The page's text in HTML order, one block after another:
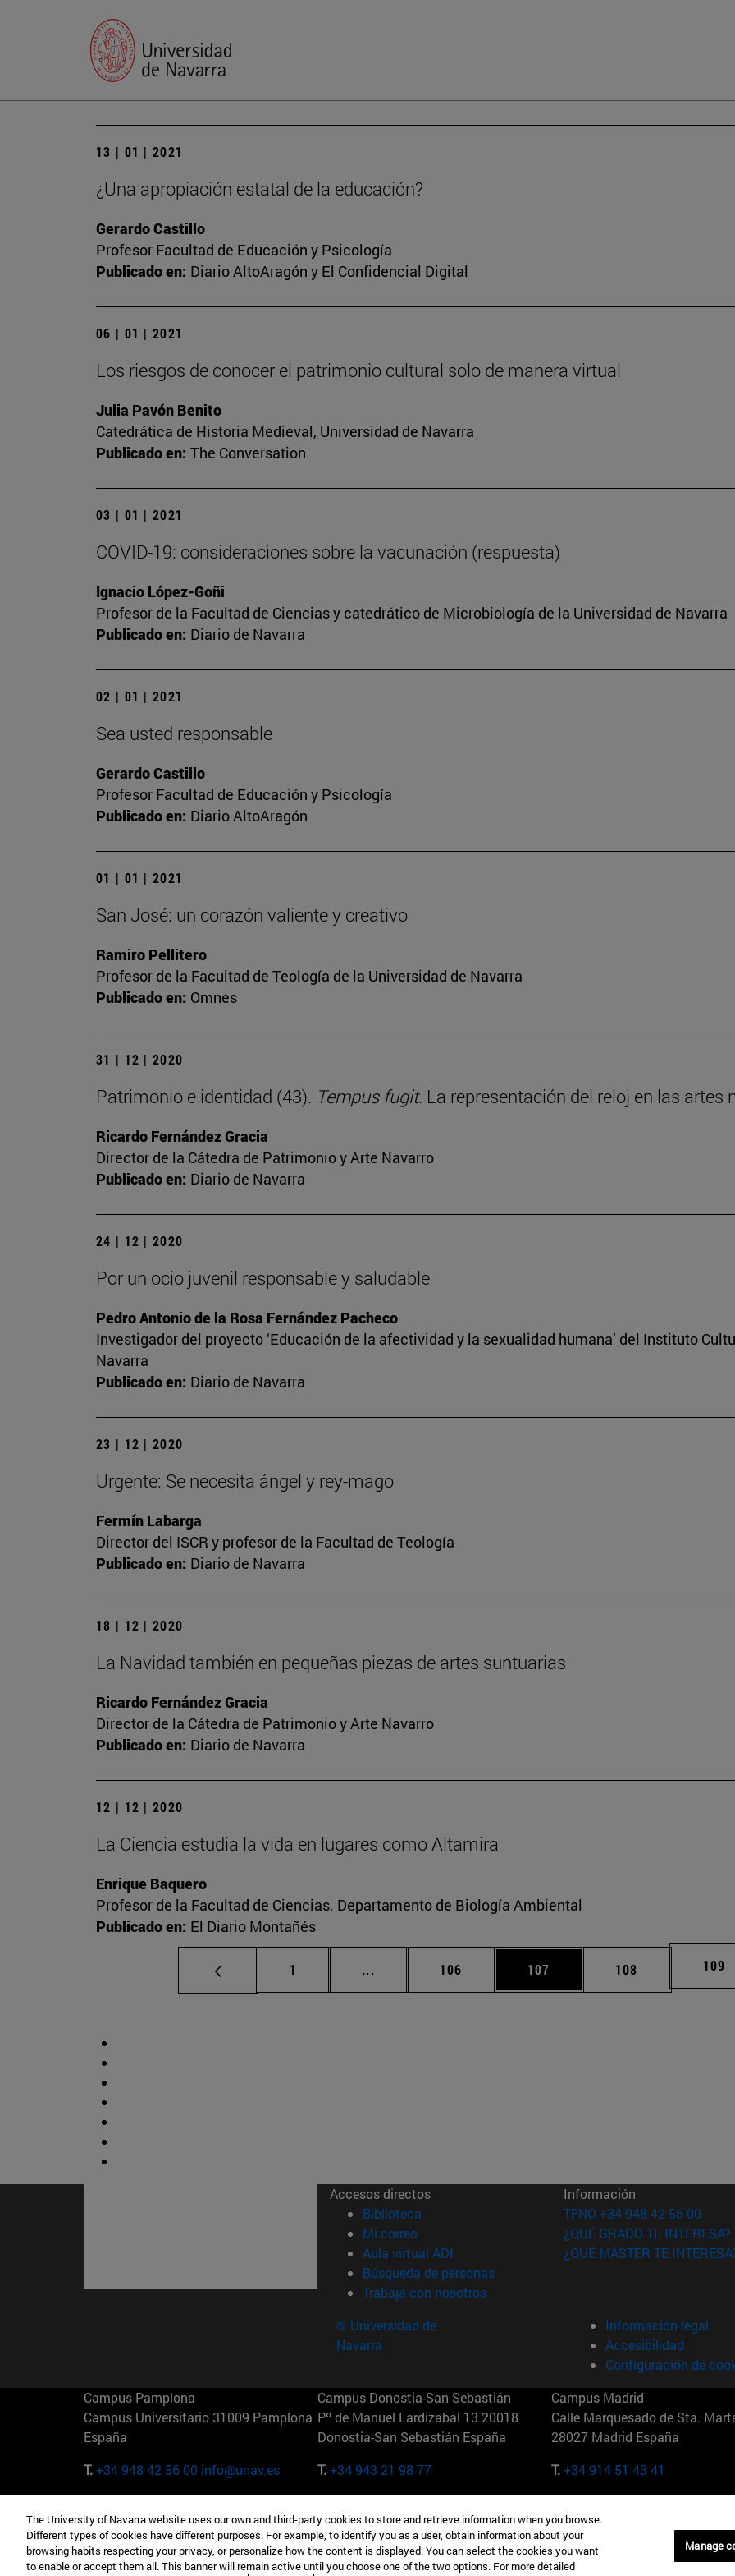
13 | 01 | 2021
¿Una apropiación estatal de la educación?
Gerardo Castillo
Profesor Facultad de Educación y Psicología
Publicado en: Diario AltoAragón y El Confidencial Digital
06 | 01 | 2021
Los riesgos de conocer el patrimonio cultural solo de manera virtual
Julia Pavón Benito
Catedrática de Historia Medieval, Universidad de Navarra
Publicado en: The Conversation
03 | 01 | 2021
COVID-19: consideraciones sobre la vacunación (respuesta)
Ignacio López-Goñi
Profesor de la Facultad de Ciencias y catedrático de Microbiología de la Universidad de Navarra
Publicado en: Diario de Navarra
02 | 01 | 2021
Sea usted responsable
Gerardo Castillo
Profesor Facultad de Educación y Psicología
Publicado en: Diario AltoAragón
01 | 01 | 2021
San José: un corazón valiente y creativo
Ramiro Pellitero
Profesor de la Facultad de Teología de la Universidad de Navarra
Publicado en: Omnes
31 | 12 | 2020
Patrimonio e identidad (43). Tempus fugit. La representación del reloj en las artes
Ricardo Fernández Gracia
Director de la Cátedra de Patrimonio y Arte Navarro
Publicado en: Diario de Navarra
24 | 12 | 2020
Por un ocio juvenil responsable y saludable
Pedro Antonio de la Rosa Fernández Pacheco
Investigador del proyecto ‘Educación de la afectividad y la sexualidad humana’ del Instituto
Navarra
Publicado en: Diario de Navarra
23 | 12 | 2020
Urgente: Se necesita ángel y rey-mago
Fermín Labarga
Director del ISCR y profesor de la Facultad de Teología
Publicado en: Diario de Navarra
18 | 12 | 2020
La Navidad también en pequeñas piezas de artes suntuarias
Ricardo Fernández Gracia
Director de la Cátedra de Patrimonio y Arte Navarro
Publicado en: Diario de Navarra
12 | 12 | 2020
La Ciencia estudia la vida en lugares como Altamira
Enrique Baquero
Profesor de la Facultad de Ciencias. Departamento de Biología Ambiental
Publicado en: El Diario Montañés
Página
1 ... Páginas intermedias Use TAB para desplazarse.
Página
106 Página
107 Página
108 109
Accesos directos
Biblioteca (abre en nueva ventana)
Mi correo(abre en nueva ventana)
Aula virtual ADI (abre en nueva ventana)
Búsqueda de personas(abre en nueva ventana)
Trabaja con nosotros(abre en nueva ventana)
Información
TFNO +34 948 42 56 00
¿QUÉ GRADO TE INTERESA?
¿QUÉ MÁSTER TE
© Universidad de
Navarra
Información legal
Accesibilidad
Configuración de
Campus Pamplona
Campus Universitario 31009 Pamplona
España
T.+34 948 42 56 00 info@unav.es
Campus Donostia-San Sebastián
Pº de Manuel Lardizabal 13 20018
Donostia-San Sebastián España
T.+34 943 21 98 77
Campus Madrid
Calle Marquesado de Sta.
28027 Madrid España
T.+34 914 51 43 41
Camino del Cerro Águila 3 28023
Madrid España
165 W 57th St 10019-2201 Nueva York
EE.UU
Maria-Theresia-Straße 15 81675
Múnich Alemania
The University of Navarra website uses our own and third-party cookies to store and retrieve information when you browse.
Different types of cookies have different purposes. For example, to identify you as a user, obtain information about your
browsing habits respecting your privacy, or personalize how the content is displayed. You can select the cookies you want
to enable or accept them all. This banner will remain active until you choose one of the two options. For more detailed
Manage